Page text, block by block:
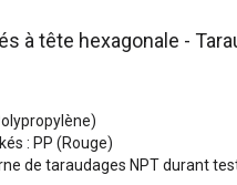
à tête hexagonale -
: PP (Rouge)
de taraudages NPT durant